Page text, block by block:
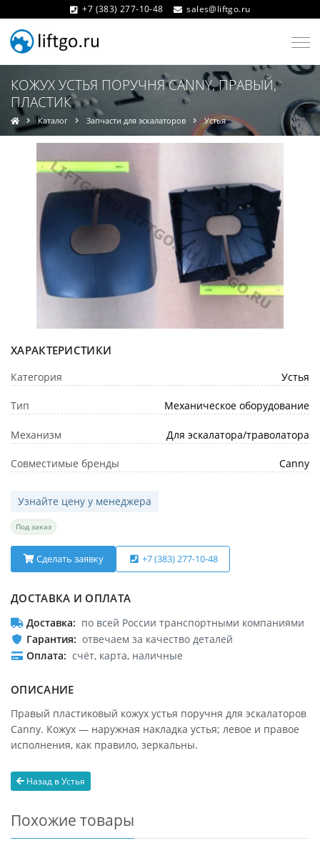
+7 (383) 277-10-48 sales@liftgo.ru
КОЖУХ УСТЬЯ ПОРУЧНЯ CANNY, ПРАВЫЙ,
ПЛАСТИК
Каталог Запчасти для эскалаторов Устья
ХАРАКТЕРИСТИКИ
Категория Устья
Тип Механическое оборудование
Механизм Для эскалатора/траволатора
Совместимые бренды Canny
Узнайте цену у менеджера
Под заказ
Сделать заявку +7 (383) 277-10-48
ДОСТАВКА И ОПЛАТА
Доставка
по всей России транспортными компаниями
Гарантия
отвечаем за качество деталей
Оплата
счёт, карта, наличные
ОПИСАНИЕ
Правый пластиковый кожух устья поручня для эскалаторов
Canny. Кожух — наружная накладка устья; левое и правое
исполнения, как правило, зеркальны.
Назад в Устья
Похожие товары